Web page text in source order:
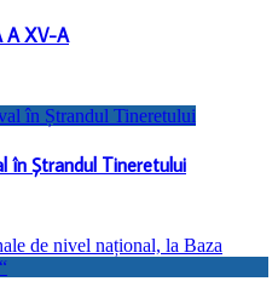
A XV-A
în Ștrandul Tineretului